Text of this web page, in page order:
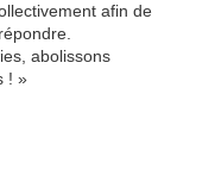
afin de
abolissons
! »